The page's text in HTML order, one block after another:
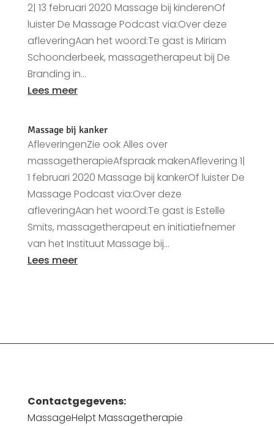
2| 13 februari 2020 Massage bij kinderenOf
luister De Massage Podcast via:Over deze
afleveringAan het woord:Te gast is Miriam
Schoonderbeek, massagetherapeut bij De
Branding in...
Lees meer
Massage bij kanker
AfleveringenZie ook Alles over
massagetherapieAfspraak makenAflevering 1|
1 februari 2020 Massage bij kankerOf luister De
Massage Podcast via:Over deze
afleveringAan het woord:Te gast is Estelle
Smits, massagetherapeut en initiatiefnemer
van het Instituut Massage bij...
Lees meer
Contactgegevens:
MassageHelpt Massagetherapie